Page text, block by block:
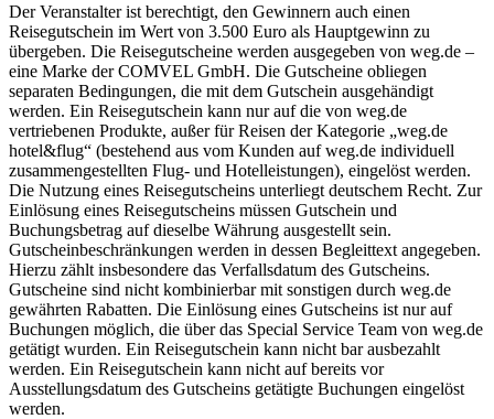
Der Veranstalter ist berechtigt, den Gewinnern auch einen
Reisegutschein im Wert von 3.500 Euro als Hauptgewinn zu
übergeben. Die Reisegutscheine werden ausgegeben von weg.de –
eine Marke der COMVEL GmbH. Die Gutscheine obliegen
separaten Bedingungen, die mit dem Gutschein ausgehändigt
werden. Ein Reisegutschein kann nur auf die von weg.de
vertriebenen Produkte, außer für Reisen der Kategorie „weg.de
hotel&flug“ (bestehend aus vom Kunden auf weg.de individuell
zusammengestellten Flug- und Hotelleistungen), eingelöst werden.
Die Nutzung eines Reisegutscheins unterliegt deutschem Recht. Zur
Einlösung eines Reisegutscheins müssen Gutschein und
Buchungsbetrag auf dieselbe Währung ausgestellt sein.
Gutscheinbeschränkungen werden in dessen Begleittext angegeben.
Hierzu zählt insbesondere das Verfallsdatum des Gutscheins.
Gutscheine sind nicht kombinierbar mit sonstigen durch weg.de
gewährten Rabatten. Die Einlösung eines Gutscheins ist nur auf
Buchungen möglich, die über das Special Service Team von weg.de
getätigt wurden. Ein Reisegutschein kann nicht bar ausbezahlt
werden. Ein Reisegutschein kann nicht auf bereits vor
Ausstellungsdatum des Gutscheins getätigte Buchungen eingelöst
werden.